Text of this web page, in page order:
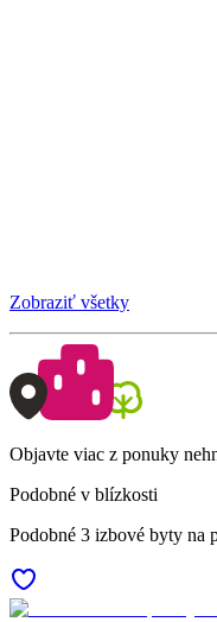
Zobraziť všetky
Objavte viac z ponuky
Podobné v blízkosti
Podobné 3 izbové byty na